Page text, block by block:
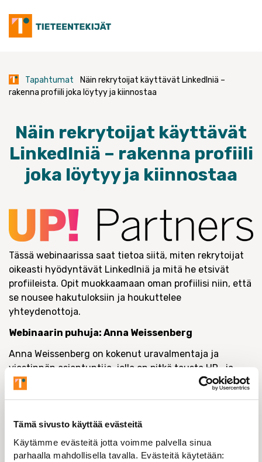
Tämä sivusto käyttää evästeitä
Käytämme evästeitä jotta voimme palvella sinua
parhaalla mahdollisella tavalla. Evästeitä käytetään:
content
Tapahtumat
Näin rekrytoijat käyttävät LinkedIniä –
rakenna profiili joka löytyy ja kiinnostaa
Näin rekrytoijat käyttävät
LinkedIniä – rakenna profiili
joka löytyy ja kiinnostaa
Tässä webinaarissa saat tietoa siitä, miten rekrytoijat
oikeasti hyödyntävät LinkedIniä ja mitä he etsivät
profiileista. Opit muokkaamaan oman profiilisi niin, että
se nousee hakutuloksiin ja houkuttelee
yhteydenottoja.
Webinaarin puhuja: Anna Weissenberg
Anna Weissenberg on kokenut uravalmentaja ja
viestinnän asiantuntija, jolla on pitkä tausta HR- ja
kehittämistyössä sekä Suomessa että ulkomailla. Hän
sekä ammatillisen identiteetin selkeyttämisessä.